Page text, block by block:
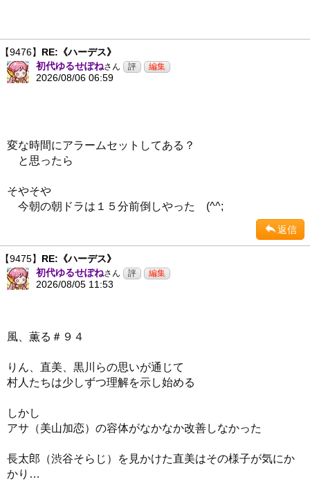
【9476】 RE:《ハーデス》
初代ゆるせぽねさん
2026/08/06 06:59
変な時間にアラームセットしてある？
と思ったら
そやそや
今朝の朝ドラは１５分前倒しやった (^^;
返信
【9475】 RE:《ハーデス》
初代ゆるせぽねさん
2026/08/05 11:53
風、薫る＃９４
りん、直美、黒川らの思いが通じて
村人たちは少しずつ理解を示し始める
しかし
アサ（美山加恋）の容体がなかなか改善しなかった
長太郎（渋谷そらじ）を見かけた直美はその様子が気にか
かり…